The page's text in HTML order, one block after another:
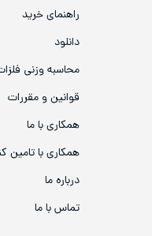
راهنمای خرید
دانلود
محاسبه وزنی
قوانین و مقررات
همکاری با ما
همکاری با تامین
درباره ما
تماس با ما